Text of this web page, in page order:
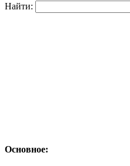
Найти:
Основное: